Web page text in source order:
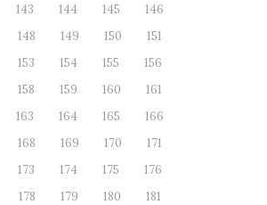
143 144 145
146
148 149 150
151
153 154 155
156
158 159 160
161
163 164 165
166
168 169 170
171
173 174 175
176
178 179 180
181